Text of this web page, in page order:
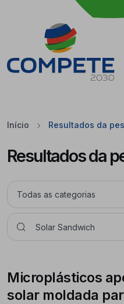
Saltar para o conteúdo
Início Resultados da
Resultados da
Microplásticos
solar moldada